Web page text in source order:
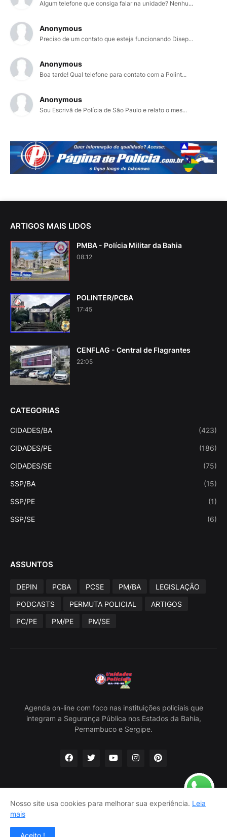
Algum telefone que consiga falar na unidade? Nenhu...
Anonymous
Preciso de um contato que esteja funcionando Disep...
Anonymous
Boa tarde! Qual telefone para contato com a Polint...
Anonymous
Sou Escrivã de Polícia de São Paulo e relato o mes...
ARTIGOS MAIS LIDOS
PMBA - Polícia Militar da Bahia
08:12
POLINTER/PCBA
17:45
CENFLAG - Central de Flagrantes
22:05
CATEGORIAS
CIDADES/BA (423)
CIDADES/PE (186)
CIDADES/SE (75)
SSP/BA (15)
SSP/PE (1)
SSP/SE (6)
ASSUNTOS
DEPIN PCBA PCSE PM/BA
LEGISLAÇÃO
PODCASTS
PERMUTA POLICIAL
ARTIGOS
PC/PE
PM/PE PM/SE
Agenda on-line com foco nas instituições policiais que
integram a Segurança Pública nos Estados da Bahia,
Pernambuco e Sergipe.
Home Sobre Nós Política Privacidade
Contato
Nosso site usa cookies para melhorar sua experiência. Leia
mais
Aceito !